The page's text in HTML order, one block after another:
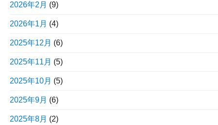
2026年2月 (9)
2026年1月 (4)
2025年12月 (6)
2025年11月 (5)
2025年10月 (5)
2025年9月 (6)
2025年8月 (2)